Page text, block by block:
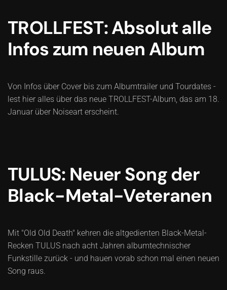
TROLLFEST: Absolut alle
Infos zum neuen Album
Von Infos über Cover bis zum Albumtrailer und Tourdates -
lest hier alles über das neue TROLLFEST-Album, das am 18.
Januar über Noiseart erscheint.
TULUS: Neuer Song der
Black-Metal-Veteranen
Mit "Old Old Death" kehren die altgedienten Black-Metal-
Recken TULUS nach acht Jahren albumtechnischer
Funkstille zurück - und hauen vorab schon mal einen neuen
Song raus.